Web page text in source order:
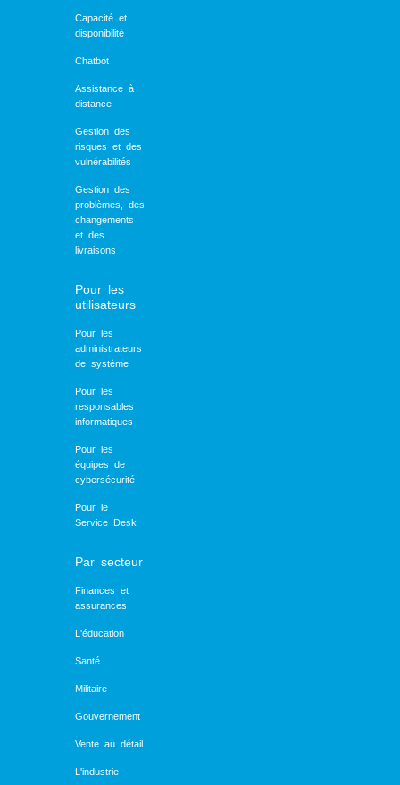
Capacité et
disponibilité
Chatbot
Assistance à
distance
Gestion des
risques et des
vulnérabilités
Gestion des
problèmes, des
changements
et des
livraisons
Pour les
utilisateurs
Pour les
administrateurs
de système
Pour les
responsables
informatiques
Pour les
équipes de
cybersécurité
Pour le
Service Desk
Par secteur
Finances et
assurances
L'éducation
Santé
Militaire
Gouvernement
Vente au détail
L'industrie